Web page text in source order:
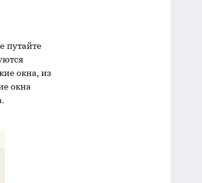
путайте
окна, из
окна